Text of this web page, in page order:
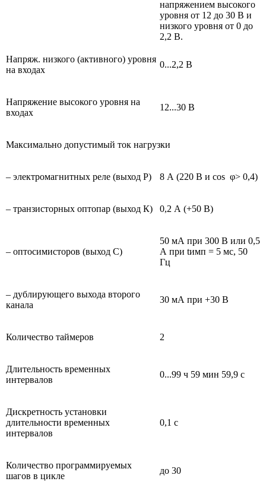
напряжением высокого
уровня от 12 до 30 В и
низкого уровня от 0 до
2,2 В.
Напряж. низкого (активного) уровня
на входах
0...2,2 В
Напряжение высокого уровня на
входах
12...30 В
Максимально допустимый ток нагрузки
– электромагнитных реле (выход Р) 8 А (220 В и cos φ> 0,4)
– транзисторных оптопар (выход К) 0,2 А (+50 В)
– оптосимисторов (выход С)
50 мА при 300 В или 0,5
А при tимп = 5 мс, 50
Гц
– дублирующего выхода второго
канала
30 мА при +30 В
Количество таймеров 2
Длительность временных
интервалов
0...99 ч 59 мин 59,9 с
Дискретность установки
длительности временных
интервалов
0,1 с
Количество программируемых
шагов в цикле
до 30